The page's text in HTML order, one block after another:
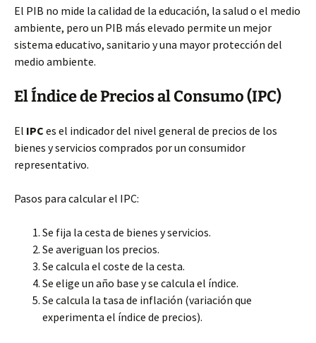
El PIB no mide la calidad de la educación, la salud o el medio
ambiente, pero un PIB más elevado permite un mejor
sistema educativo, sanitario y una mayor protección del
medio ambiente.
El Índice de Precios al Consumo (IPC)
El IPC es el indicador del nivel general de precios de los
bienes y servicios comprados por un consumidor
representativo.
Pasos para calcular el IPC:
Se fija la cesta de bienes y servicios.
Se averiguan los precios.
Se calcula el coste de la cesta.
Se elige un año base y se calcula el índice.
Se calcula la tasa de inflación (variación que
experimenta el índice de precios).